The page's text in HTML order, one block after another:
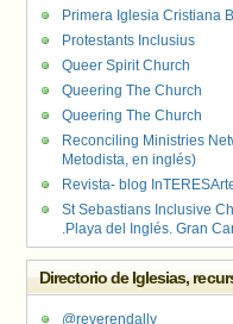
Primera Iglesia Cristiana
Protestants Inclusius
Queer Spirit Church
Queering The Church
Queering The Church
Reconciling Ministries
Metodista, en inglés)
Revista- blog
St Sebastians Inclusive
.Playa del Inglés. Gran
Directorio de Iglesias,
@reverendally